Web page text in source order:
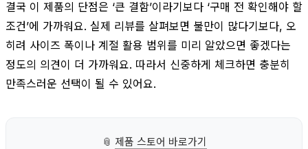
결국 이 제품의 단점은 ‘큰 결함’이라기보다 ‘구매 전 확인해야 할
조건’에 가까워요. 실제 리뷰를 살펴보면 불만이 많다기보다, 오
히려 사이즈 폭이나 계절 활용 범위를 미리 알았으면 좋겠다는
정도의 의견이 더 가까워요. 따라서 신중하게 체크하면 충분히
만족스러운 선택이 될 수 있어요.
📎 제품 스토어 바로가기